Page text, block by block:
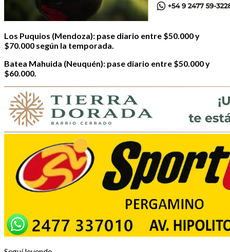
Los Puquios (Mendoza): pase diario entre $50.000 y
$70.000 según la temporada.
Batea Mahuida (Neuquén): pase diario entre $50.000 y
$60.000.